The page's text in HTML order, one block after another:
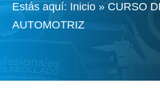
Estás aquí: Inicio » CURSO
AUTOMOTRIZ